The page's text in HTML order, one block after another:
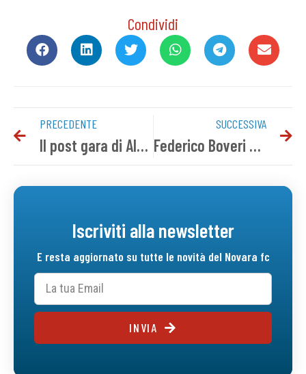
Condividi
PRECEDENTE
Il post gara di Alcione Milano-Novara
SUCCESSIVA
Federico Boveri è il nuovo direttore sportivo
Iscriviti alla newsletter
E resta aggiornato su tutte le novità del Novara fc
INVIA